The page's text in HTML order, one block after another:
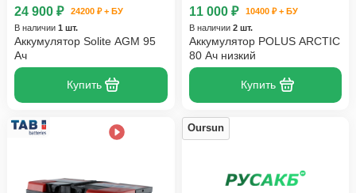
24 900 ₽
24200 ₽ + БУ
В наличии 1 шт.
Аккумулятор Solite AGM 95
Ач
Купить
11 000 ₽
10400 ₽ + БУ
В наличии 2 шт.
Аккумулятор POLUS ARCTIC
80 Ач низкий
Купить
Oursun